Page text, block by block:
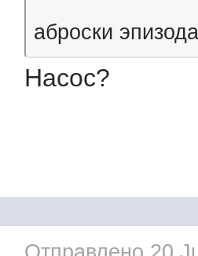
аброски
Насос?